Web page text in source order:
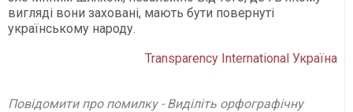
вигляді вони заховані, мають бути повернуті
українському народу.
Transparency International Україна
Повідомити про помилку - Виділіть орфографічну